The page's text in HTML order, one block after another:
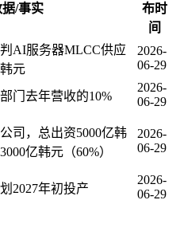
/事实
布时
间
AI服务器MLCC供应
元
2026-
06-29
门去年营收的10%
2026-
06-29
司，总出资5000亿韩
亿韩元（60%）
2026-
06-29
2027年初投产
2026-
06-29